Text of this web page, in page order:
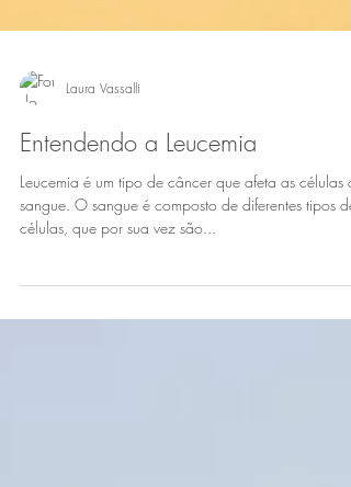
Laura Vassalli
Entendendo a Leucemia
Leucemia é um tipo de câncer que afeta as células
células, que por sua vez são...